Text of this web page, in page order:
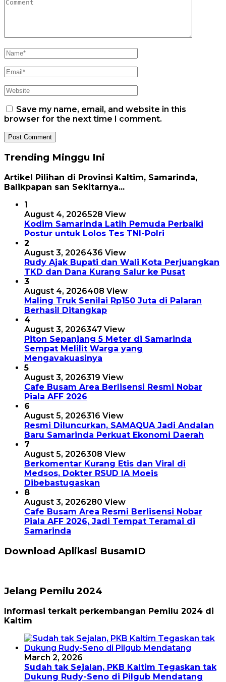
Save my name, email, and website in this
browser for the next time I comment.
Trending Minggu Ini
Artikel Pilihan di Provinsi Kaltim, Samarinda,
Balikpapan san Sekitarnya...
1
August 4, 2026528 View
Kodim Samarinda Latih Pemuda Perbaiki
Postur untuk Lolos Tes TNI-Polri
2
August 3, 2026436 View
Rudy Ajak Bupati dan Wali Kota Perjuangkan
TKD dan Dana Kurang Salur ke Pusat
3
August 4, 2026408 View
Maling Truk Senilai Rp150 Juta di Palaran
Berhasil Ditangkap
4
August 3, 2026347 View
Piton Sepanjang 5 Meter di Samarinda
Sempat Melilit Warga yang
Mengavakuasinya
5
August 3, 2026319 View
Cafe Busam Area Berlisensi Resmi Nobar
Piala AFF 2026
6
August 5, 2026316 View
Resmi Diluncurkan, SAMAQUA Jadi Andalan
Baru Samarinda Perkuat Ekonomi Daerah
7
August 5, 2026308 View
Berkomentar Kurang Etis dan Viral di
Medsos, Dokter RSUD IA Moeis
Dibebastugaskan
8
August 3, 2026280 View
Cafe Busam Area Resmi Berlisensi Nobar
Piala AFF 2026, Jadi Tempat Teramai di
Samarinda
Download Aplikasi BusamID
Jelang Pemilu 2024
Informasi terkait perkembangan Pemilu 2024 di
Kaltim
March 2, 2026
Sudah tak Sejalan, PKB Kaltim Tegaskan tak
Dukung Rudy-Seno di Pilgub Mendatang